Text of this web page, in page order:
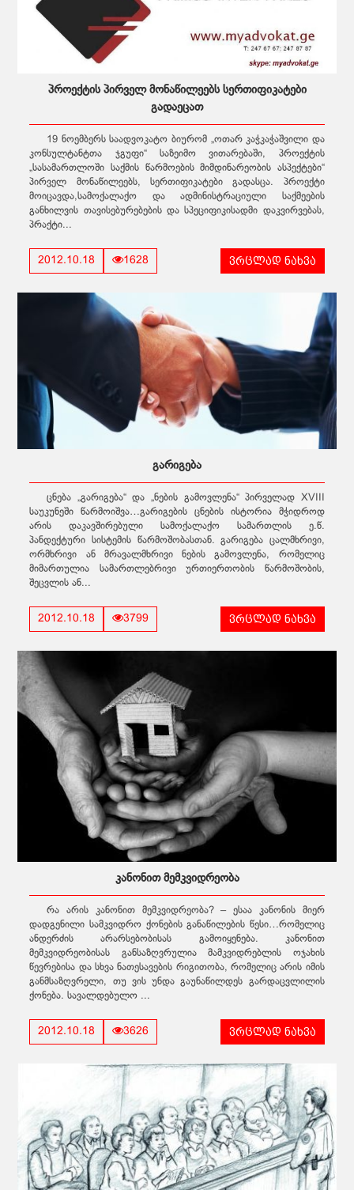
პროექტის პირველ მონაწილეებს სერთიფიკატები
გადაეცათ
19 ნოემბერს საადვოკატო ბიურომ „ოთარ კაჭკაჭაშვილი და
კონსულტანტთა ჯგუფი“ საზეიმო ვითარებაში, პროექტის
„სასამართლოში საქმის წარმოების მიმდინარეობის ასპექტები“
პირველ მონაწილეებს, სერთიფიკატები გადასცა. პროექტი
მოიცავდა,სამოქალაქო და ადმინისტრაციული საქმეების
განხილვის თავისებურებების და სპეციფიკისადმი დაკვირვებას,
პრაქტი...
2012.10.18 1628 ვრცლად ნახვა
გარიგება
ცნება „გარიგება“ და „ნების გამოვლენა“ პირველად XVIII
საუკუნეში წარმოიშვა…გარიგების ცნების ისტორია მჭიდროდ
არის დაკავშირებული სამოქალაქო სამართლის ე.წ.
პანდექტური სისტემის წარმოშობასთან. გარიგება ცალმხრივი,
ორმხრივი ან მრავალმხრივი ნების გამოვლენა, რომელიც
მიმართულია სამართლებრივი ურთიერთობის წარმოშობის,
შეცვლის ან...
2012.10.18 3799 ვრცლად ნახვა
კანონით მემკვიდრეობა
რა არის კანონით მემკვიდრეობა? – ესაა კანონის მიერ
დადგენილი სამკვიდრო ქონების განაწილების წესი…რომელიც
ანდერძის არარსებობისას გამოიყენება. კანონით
მემკვიდრეობისას განსაზღვრულია მამკვიდრებლის ოჯახის
წევრებისა და სხვა ნათესავების რიგითობა, რომელიც არის იმის
განმსაზღვრელი, თუ ვის უნდა გაუნაწილდეს გარდაცვლილის
ქონება. სავალდებულო ...
2012.10.18 3626 ვრცლად ნახვა